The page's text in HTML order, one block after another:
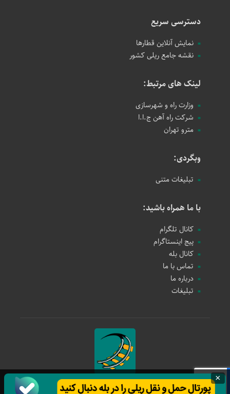
دسترسی سریع
نمایش آنلاین قطارها
نقشه جامع ریلی کشور
لینک های مرتبط:
وزارت راه و شهرسازی
شرکت راه آهن ج.ا.ا
مترو تهران
وبگردی:
تبلیغات متنی
با ما همراه باشید:
کانال تلگرام
پیج اینستاگرام
کانال بله
تماس با ما
درباره ما
تبلیغات
حمل و نقل ریلی
×